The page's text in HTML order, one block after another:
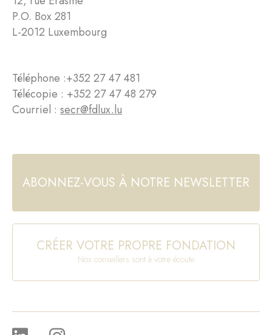
P.O. Box 281
L-2012 Luxembourg
Téléphone :+352 27 47 481
Télécopie : +352 27 47 48 279
Courriel : secr@fdlux.lu
ABONNEZ-VOUS À NOTRE NEWSLETTER
CRÉER VOTRE PROPRE FONDATION
Nos conseillers sont à votre écoute